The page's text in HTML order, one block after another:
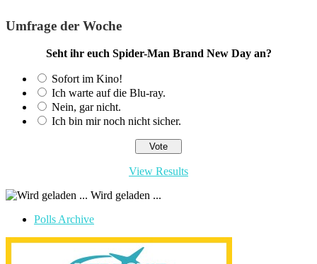
Umfrage der Woche
Seht ihr euch Spider-Man Brand New Day an?
Sofort im Kino!
Ich warte auf die Blu-ray.
Nein, gar nicht.
Ich bin mir noch nicht sicher.
View Results
Wird geladen ...
Polls Archive